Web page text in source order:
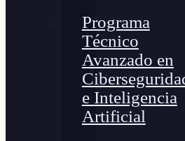
Programa
Técnico
Avanzado en
e Inteligencia
Artificial